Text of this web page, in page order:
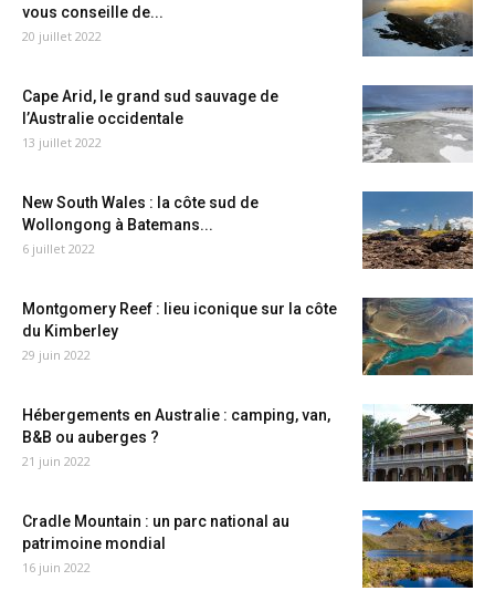
vous conseille de...
20 juillet 2022
Cape Arid, le grand sud sauvage de
l’Australie occidentale
13 juillet 2022
New South Wales : la côte sud de
Wollongong à Batemans...
6 juillet 2022
Montgomery Reef : lieu iconique sur la côte
du Kimberley
29 juin 2022
Hébergements en Australie : camping, van,
B&B ou auberges ?
21 juin 2022
Cradle Mountain : un parc national au
patrimoine mondial
16 juin 2022